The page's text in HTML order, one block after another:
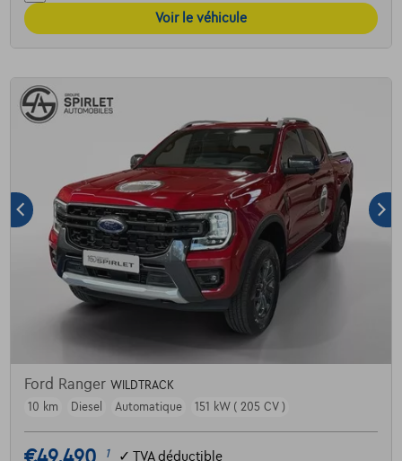
Voir le véhicule
Ford Ranger WILDTRACK
10 km
Diesel Automatique 151 kW ( 205 CV )
1 ✓ TVA déductible